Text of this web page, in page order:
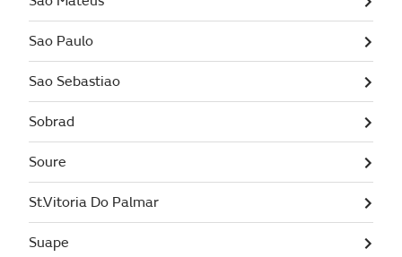
Sao Paulo
Sao Sebastiao
Sobrad
Soure
St.Vitoria Do Palmar
Suape